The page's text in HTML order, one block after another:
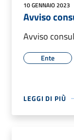
10 GENNAIO 2023
Avviso
Avviso
Ente
LEGGI DI PIÙ